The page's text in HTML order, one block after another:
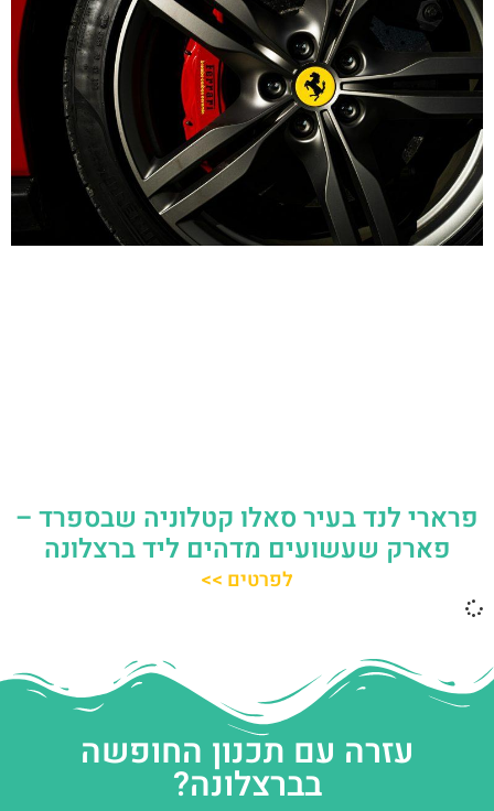
פרארי לנד בעיר סאלו קטלוניה שבספרד –
פארק שעשועים מדהים ליד ברצלונה
לפרטים >>
עזרה עם תכנון החופשה
בברצלונה?